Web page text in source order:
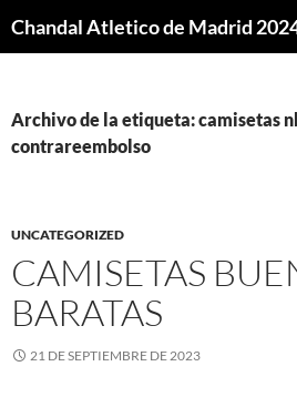
Archivo de la etiqueta: camisetas
contrareembolso
UNCATEGORIZED
CAMISETAS
BARATAS
21 DE SEPTIEMBRE DE 2023